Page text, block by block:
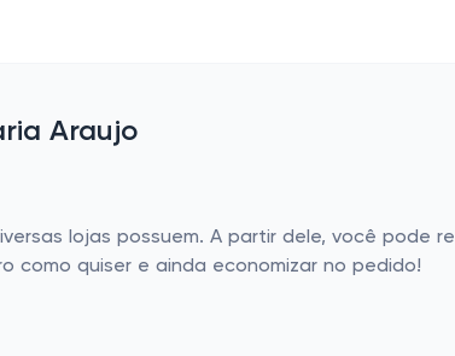
Araujo
lojas possuem. A partir dele, você pode
como quiser e ainda economizar no pedido!